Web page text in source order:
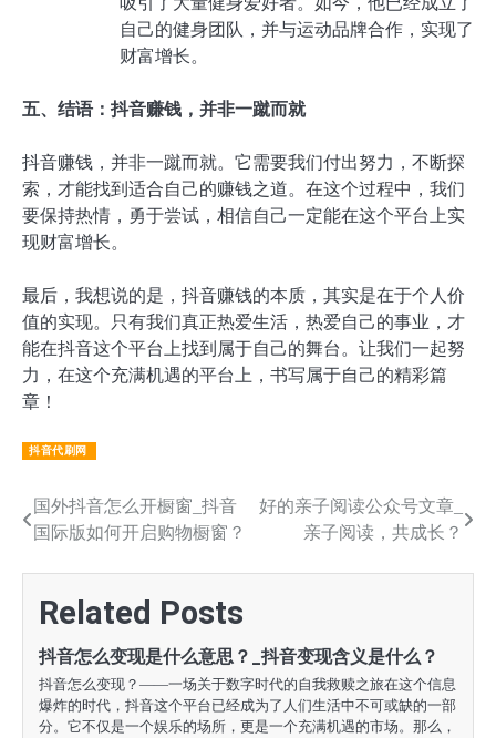
自己的健身团队，并与运动品牌合作，实现了
财富增长。
五、结语：抖音赚钱，并非一蹴而就
抖音赚钱，并非一蹴而就。它需要我们付出努力，不断探
索，才能找到适合自己的赚钱之道。在这个过程中，我们
要保持热情，勇于尝试，相信自己一定能在这个平台上实
现财富增长。
最后，我想说的是，抖音赚钱的本质，其实是在于个人价
值的实现。只有我们真正热爱生活，热爱自己的事业，才
能在抖音这个平台上找到属于自己的舞台。让我们一起努
力，在这个充满机遇的平台上，书写属于自己的精彩篇
章！
抖音代刷网
文
航
国外抖音怎么开橱窗_抖音
国际版如何开启购物橱窗？
好的亲子阅读公众号文章_
亲子阅读，共成长？
Related Posts
抖音怎么变现是什么意思？_抖音变现含义是什么？
抖音怎么变现？——一场关于数字时代的自我救赎之旅在这个信息
爆炸的时代，抖音这个平台已经成为了人们生活中不可或缺的一部
分。它不仅是一个娱乐的场所，更是一个充满机遇的市场。那么，